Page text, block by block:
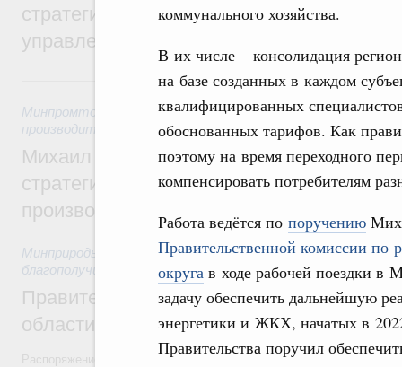
коммунального хозяйства.
В их числе – консолидация
на базе созданных в каждом
квалифицированных
обоснованных тарифов. Как
поэтому на время переходного
компенсировать потребителям
Работа ведётся по поручению
Правительственной комиссии по
округа в ходе рабочей поездки в
задачу обеспечить дальнейшую
энергетики и ЖКХ, начатых в
Правительства поручил
стратегической сессии о
управления научно-технологическим
5 августа, среда
Минпромторг России,Минэкономразвития России,5
производительности труда и поддержки занятости
Михаил Мишустин дал поручения по
стратегической сессии, посвящённой
производительности труда
Минприроды России 5 августа 2026,Национальный
благополучие»
Правительство увеличило объём
области в рамках федерального
Распоряжение от 3 августа 2026 года №2067-р